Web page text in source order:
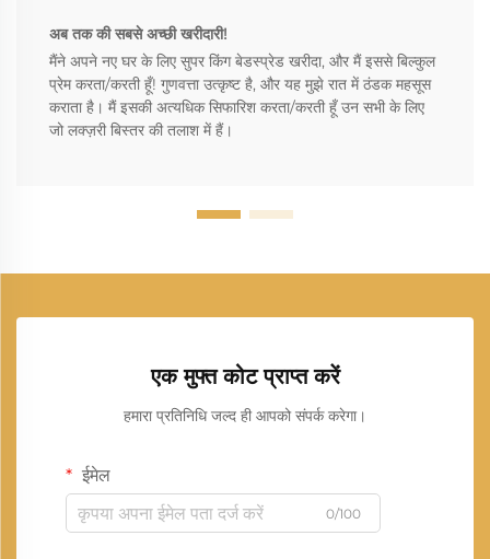
अब तक की सबसे अच्छी खरीदारी!
मैंने अपने नए घर के लिए सुपर किंग बेडस्प्रेड खरीदा, और मैं इससे बिल्कुल
प्रेम करता/करती हूँ! गुणवत्ता उत्कृष्ट है, और यह मुझे रात में ठंडक महसूस
कराता है। मैं इसकी अत्यधिक सिफारिश करता/करती हूँ उन सभी के लिए
जो लक्ज़री बिस्तर की तलाश में हैं।
एक मुफ्त कोट प्राप्त करें
हमारा प्रतिनिधि जल्द ही आपको संपर्क करेगा।
ईमेल
0/100